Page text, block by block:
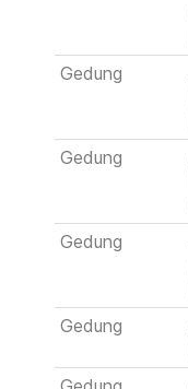
Gedung
Gedung
Gedung
Gedung